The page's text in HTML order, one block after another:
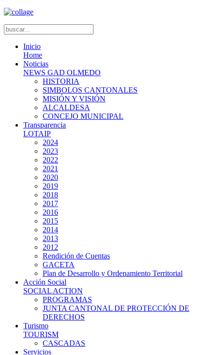
Inicio
Home
Noticias
NEWS GAD OLMEDO
HISTORIA
SIMBOLOS CANTONALES
MISIÓN Y VISIÓN
ALCALDESA
CONCEJO MUNICIPAL
Transparencia
LOTAIP
2024
2023
2022
2021
2020
2019
2018
2017
2016
2015
2014
2013
2012
Rendición de Cuentas
GACETA
Plan de Desarrollo y Ordenamiento Territorial
Acción Social
SOCIAL ACTION
PROGRAMAS
JUNTA CANTONAL DE PROTECCIÓN DE
DERECHOS
Turismo
TOURISM
CASCADAS
Servicios